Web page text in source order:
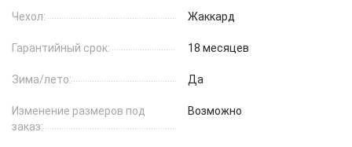
Чехол: Жаккард
Гарантийный срок: 18 месяцев
Зима/лето: Да
Изменение размеров под
заказ:
Возможно